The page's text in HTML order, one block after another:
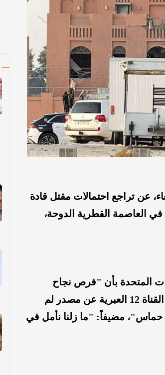
عن تراجع احتمالات مقتل قادة
العاصمة القطرية الدوحة،
المتحدة بأن "فرص نجاح
العملية في قطر تراجعت بشكل كبير"، في حين نقلت القناة 12 العبرية عن مصدر لم
حماس"، مضيفاً: "ما زلنا نأمل في